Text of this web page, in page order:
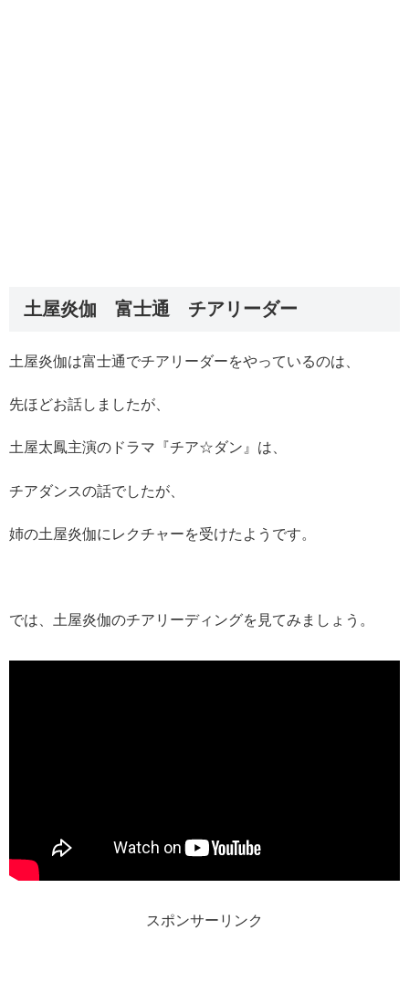
土屋炎伽 富士通 チアリーダー
土屋炎伽は富士通でチアリーダーをやっているのは、
先ほどお話しましたが、
土屋太鳳主演のドラマ『チア☆ダン』は、
チアダンスの話でしたが、
姉の土屋炎伽にレクチャーを受けたようです。
では、 土屋炎伽のチアリーディングを見てみましょう。
スポンサーリンク